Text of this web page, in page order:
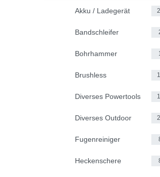
Akku / Ladegerät
Bandschleifer
Bohrhammer
Brushless
Diverses Powertools
Diverses Outdoor
Fugenreiniger
Heckenschere